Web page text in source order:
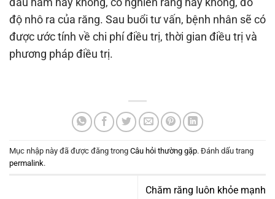
độ nhô ra của răng. Sau buổi tư vấn, bệnh nhân sẽ có
được ước tính về chi phí điều trị, thời gian điều trị và
phương pháp điều trị.
Mục nhập này đã được đăng trong Câu hỏi thường gặp. Đánh dấu trang
permalink.
Chăm răng luôn khỏe mạnh